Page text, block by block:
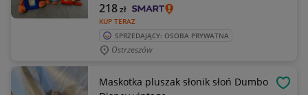
KUP TERAZ
218zł
SPRZEDAJĄCY: OSOBA PRYWATNA
Ostrzeszów
Maskotka pluszak słonik słoń Dumbo